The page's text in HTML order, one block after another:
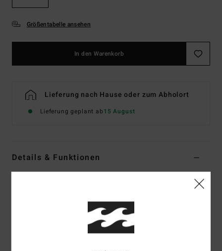
Größentabelle ansehen
In den Warenkorb
Lieferung nach Hause oder zum Abholort
Lieferung geplant ab15 August
Details & Funktionen